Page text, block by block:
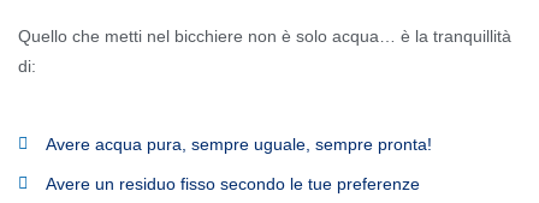
Quello che metti nel bicchiere non è solo acqua… è la tranquillità
di:
Avere acqua pura, sempre uguale, sempre pronta!
Avere un residuo fisso secondo le tue preferenze